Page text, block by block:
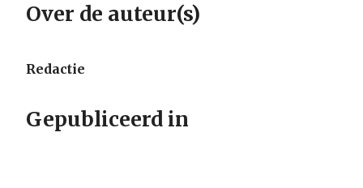
Over de auteur(s)
Redactie
Gepubliceerd in